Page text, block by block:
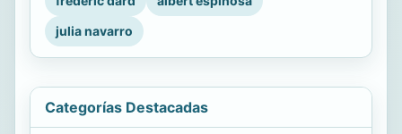
julia navarro
Categorías Destacadas